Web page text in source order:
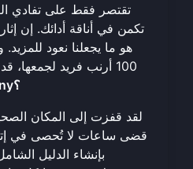
تقتصر فقط على تفادي
تكمن في أناقة أدائك. إن
هو ما يجعلنا نعود
100 أرنب فريد لجمعها، قد تسأل،
الأرانب في Poor Bunny؟
لقد قفزت إلى المكان
قضى ساعات لا تُحصى في
بإنشاء الدليل